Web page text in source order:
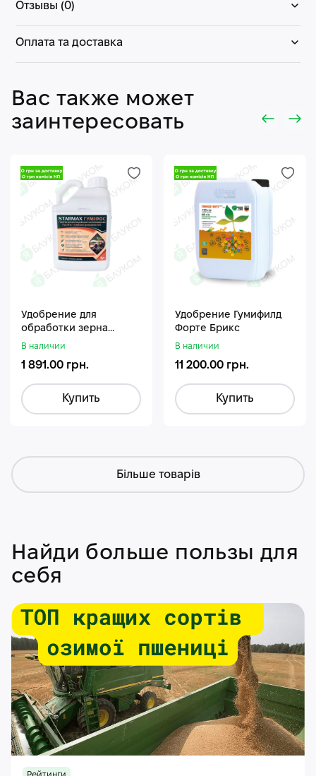
Отзывы (0)
Оплата та доставка
Вас также может
заинтересовать
Удобрение для
обработки зерна
Стармакс Гумифос
В наличии
1 891.00 грн.
Купить
Удобрение Гумифилд
Форте Брикс
В наличии
11 200.00 грн.
Купить
Більше товарів
Найди больше пользы для
себя